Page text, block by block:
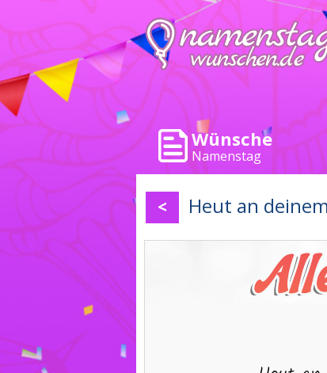
Wünsche
Namenstag
< Heut an